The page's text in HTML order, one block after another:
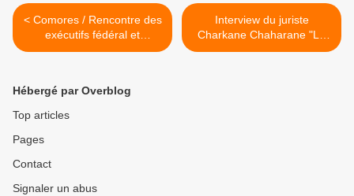
< Comores / Rencontre des
exécutifs fédéral et
insulaires : Rien n’est
Interview du juriste
Charkane Chaharane "Le
gouverneur d’Anjouan a
Hébergé par Overblog
Top articles
Pages
Contact
Signaler un abus